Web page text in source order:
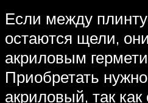
Если между
остаются щели,
акриловым
Приобретать
акриловый, так